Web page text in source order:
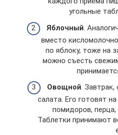
угольные
Яблочный .
вместо
по яблоку, тоже на
можно съесть
Овощной.
салата. Его готовят
помидоров, перца,
Таблетки принимают